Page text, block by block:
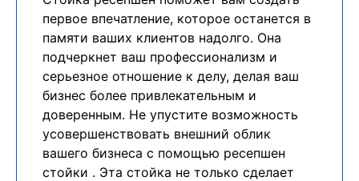
первое впечатление, которое останется в
памяти ваших клиентов надолго. Она
подчеркнет ваш профессионализм и
серьезное отношение к делу, делая ваш
бизнес более привлекательным и
доверенным. Не упустите возможность
усовершенствовать внешний облик
вашего бизнеса с помощью ресепшен
стойки . Эта стойка не только сделает